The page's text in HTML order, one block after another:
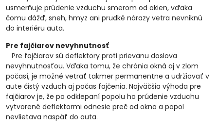
usmerňuje prúdenie vzduchu smerom od okien, vďaka
čomu dážď, sneh, hmyz ani prudké nárazy vetra nevniknú
do interiéru auta.
Pre fajčiarov nevyhnutnosť
Pre fajčiarov sú deflektory proti prievanu doslova
nevyhnutnosťou. Vďaka tomu, že chránia okná aj v zlom
počasí, je možné vetrať takmer permanentne a udržiavať v
aute čistý vzduch aj počas fajčenia. Najväčšia výhoda pre
fajčiarov je, že po odklepaní popolu ho prúdenie vzduchu
vytvorené deflektormi odnesie preč od okna a popol
nevlietava naspäť do auta.